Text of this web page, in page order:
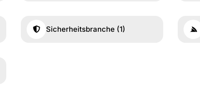
Sicherheitsbranche (1)